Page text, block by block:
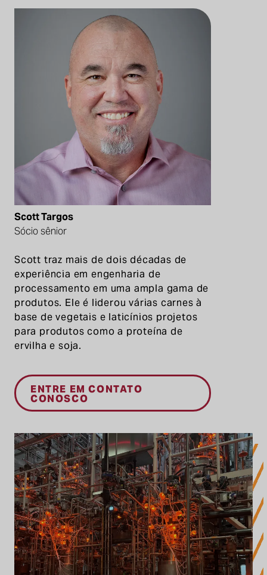
Scott Targos
Sócio sênior
Scott traz mais de dois décadas de
experiência em engenharia de
processamento em uma ampla gama de
produtos. Ele é liderou várias carnes à
base de vegetais e laticínios projetos
para produtos como a proteína de
ervilha e soja.
ENTRE EM CONTATO
CONOSCO